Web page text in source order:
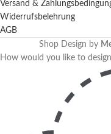
Versand &
Widerrufsbelehrung
AGB
Shop Design by
How would you like to